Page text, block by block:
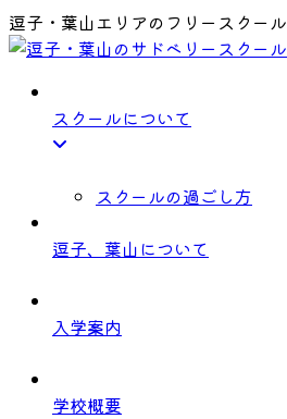
逗子・葉山エリアのフリースクール
スクールについて
スクールの過ごし方
逗子、葉山について
入学案内
学校概要